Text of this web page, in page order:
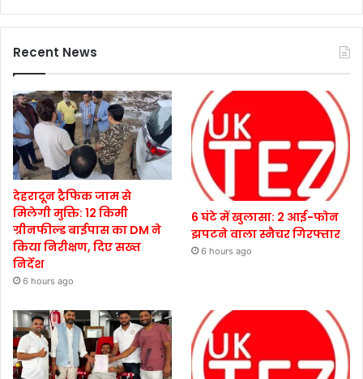
Recent News
देहरादून ट्रैफिक जाम से
मिलेगी मुक्ति: 12 किमी
ग्रीनफील्ड बाईपास का DM ने
किया निरीक्षण, दिए सख्त
निर्देश
6 hours ago
6 घंटे में खुलासा: 2 आई-फोन
झपटने वाला स्नैचर गिरफ्तार
6 hours ago